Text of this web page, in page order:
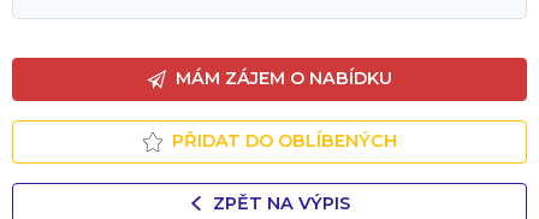
MÁM ZÁJEM O NABÍDKU
PŘIDAT DO OBLÍBENÝCH
ZPĚT NA VÝPIS